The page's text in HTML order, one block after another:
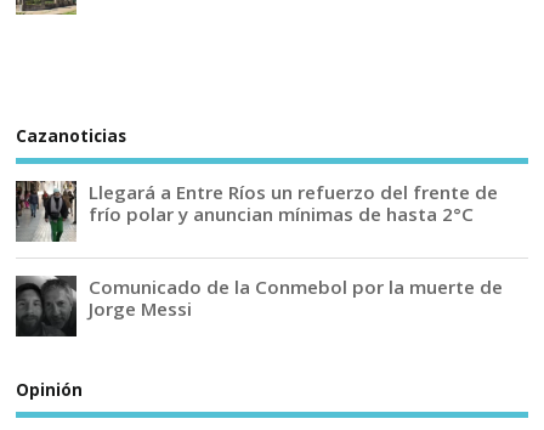
Cazanoticias
Llegará a Entre Ríos un refuerzo del frente de
frío polar y anuncian mínimas de hasta 2°C
Comunicado de la Conmebol por la muerte de
Jorge Messi
Opinión